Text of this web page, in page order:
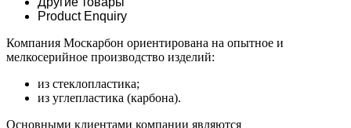
Product Enquiry
Компания Москарбон ориентирована на опытное и
мелкосерийное производство изделий:
из стеклопластика;
из углепластика (карбона).
Основными клиентами компании являются